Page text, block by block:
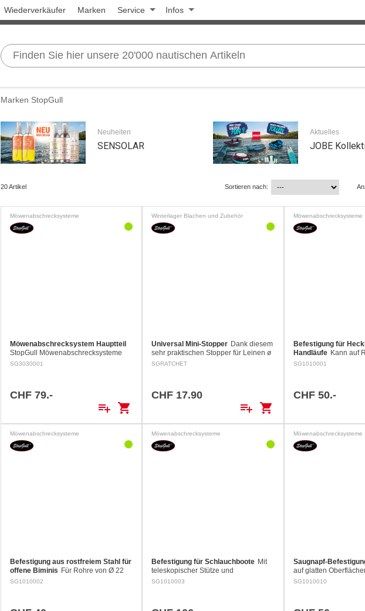
Wiederverkäufer Marken Service Infos
Marken StopGull
Neuheiten
SENSOLAR
Aktuelles
JOBE
20 Artikel Sortieren nach:
Möwenabschrecksysteme
Möwenabschrecksystem Hauptteil
StopGull Möwenabschrecksysteme
Das StopGull Sortiment besteht aus
SG3030001
CHF 79.-
playlist_add shopping_cart
Winterlager Blachen und Zubehör
Universal Mini-Stopper Dank diesem
sehr praktischen Stopper für Leinen ø
3 mm können Sie beinahe alles
SGRATCHET
CHF 17.90
playlist_add shopping_cart
Möwenabschrecksysteme
Befestigung für
Handläufe Kann auf
einem Ø von 22 bis 38
SG1010001
CHF 50.-
Möwenabschrecksysteme
Befestigung aus rostfreiem Stahl für
offene Biminis Für Rohre von Ø 22
bis 28 mm und Montage durch Bimini-
SG1010002
Möwenabschrecksysteme
Befestigung für Schlauchboote Mit
teleskopischer Stütze und
Gummileinen zur Befestigung. Höhe
SG1010003
Möwenabschrecksysteme
Saugnapf-
auf glatten
oder Kabinendächer.
SG1010010